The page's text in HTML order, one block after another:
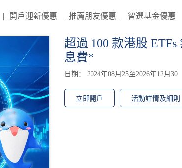
| 開戶迎新優惠 | 推薦朋友優惠 | 智選基金優惠
超過 100 款港股
息費*
日期： 2024年08月25至2026年12月30
立即開戶 活動詳情及細則